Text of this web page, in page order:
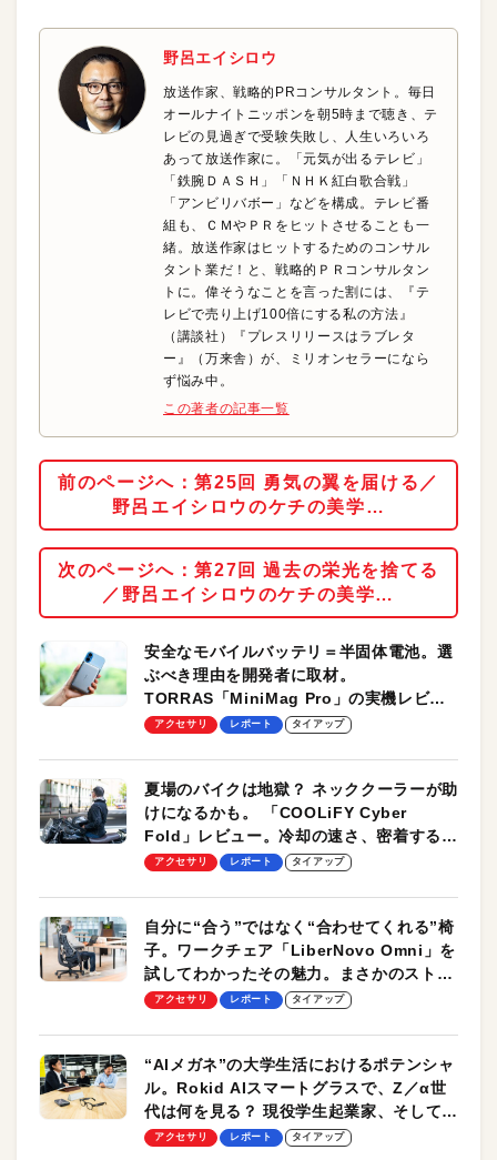
野呂エイシロウ
放送作家、戦略的PRコンサルタント。毎日
オールナイトニッポンを朝5時まで聴き、テ
レビの見過ぎで受験失敗し、人生いろいろ
あって放送作家に。「元気が出るテレビ」
「鉄腕ＤＡＳＨ」「ＮＨＫ紅白歌合戦」
「アンビリバボー」などを構成。テレビ番
組も、ＣＭやＰＲをヒットさせることも一
緒。放送作家はヒットするためのコンサル
タント業だ！と、戦略的ＰＲコンサルタン
トに。偉そうなことを言った割には、『テ
レビで売り上げ100倍にする私の方法』
（講談社）『プレスリリースはラブレタ
ー』（万来舎）が、ミリオンセラーになら
ず悩み中。
この著者の記事一覧
前のページへ：第25回 勇気の翼を届ける／
野呂エイシロウのケチの美学…
次のページへ：第27回 過去の栄光を捨てる
／野呂エイシロウのケチの美学…
安全なモバイルバッテリ＝半固体電池。選
ぶべき理由を開発者に取材。
TORRAS「MiniMag Pro」の実機レビュ
ーも
アクセサリ レポート タイアップ
夏場のバイクは地獄？ ネッククーラーが助
けになるかも。 「COOLiFY Cyber
Fold」レビュー。冷却の速さ、密着する冷
却プレート、シンプルな操作性がグッド！
アクセサリ レポート タイアップ
自分に“合う”ではなく“合わせてくれる”椅
子。ワークチェア「LiberNovo Omni」を
試してわかったその魅力。まさかのストレ
ッチ機能も搭載
アクセサリ レポート タイアップ
“AIメガネ”の大学生活におけるポテンシャ
ル。Rokid AIスマートグラスで、Z／α世
代は何を見る？ 現役学生起業家、そして教
授による体験会レポート【PR】
アクセサリ レポート タイアップ